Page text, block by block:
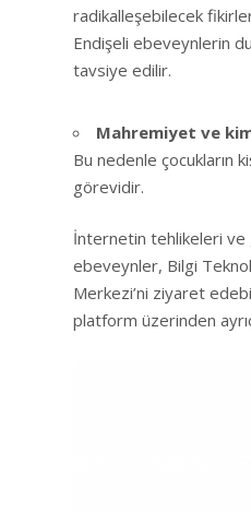
radikalleşebilecek
Endişeli ebeveynlerin
tavsiye edilir.
Mahremiyet ve
Bu nedenle çocukların
görevidir.
İnternetin tehlikeleri ve
ebeveynler, Bilgi
Merkezi’ni ziyaret
platform üzerinden